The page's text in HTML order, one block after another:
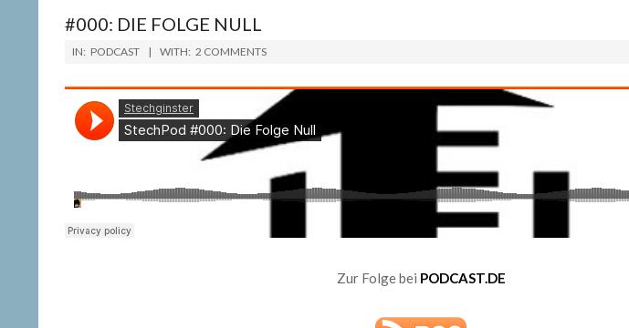
#000: DIE FOLGE NULL
2018-
18
IN: PODCAST WITH: 2 COMMENTS
Zur Folge bei PODCAST.DE